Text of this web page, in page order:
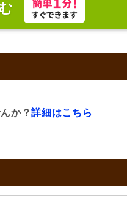
か？詳細はこちら